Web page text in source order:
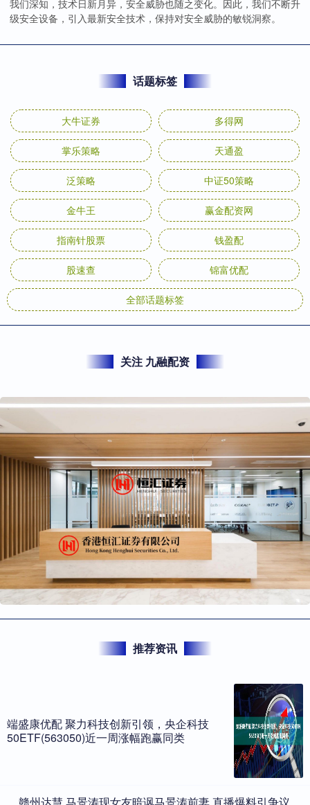
我们深知，技术日新月异，安全威胁也随之变化。因此，我们不断升
级安全设备，引入最新安全技术，保持对安全威胁的敏锐洞察。
话题标签
大牛证券 多得网
掌乐策略 天通盈
泛策略 中证50策略
金牛王 赢金配资网
指南针股票 钱盈配
股速查 锦富优配
全部话题标签
关注 九融配资
推荐资讯
端盛康优配 聚力科技创新引领，央企科技
50ETF(563050)近一周涨幅跑赢同类